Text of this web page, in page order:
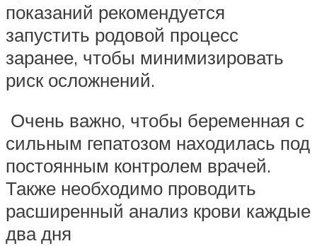
показаний рекомендуется
запустить родовой процесс
заранее, чтобы минимизировать
риск осложнений.
Очень важно, чтобы беременная с
сильным гепатозом находилась под
постоянным контролем врачей.
Также необходимо проводить
расширенный анализ крови каждые
два дня